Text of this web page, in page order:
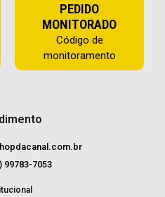
PEDIDO
MONITORADO
Código de
monitoramento
99783-7053